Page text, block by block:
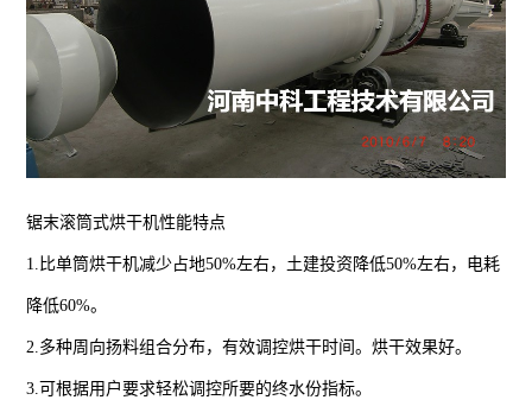
锯末滚筒式烘干机性能特点
1.比单筒烘干机减少占地50%左右，土建投资降低50%左右，电耗
降低60%。
2.多种周向扬料组合分布，有效调控烘干时间。烘干效果好。
3.可根据用户要求轻松调控所要的终水份指标。